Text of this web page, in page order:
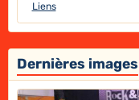
Liens
Dernières images